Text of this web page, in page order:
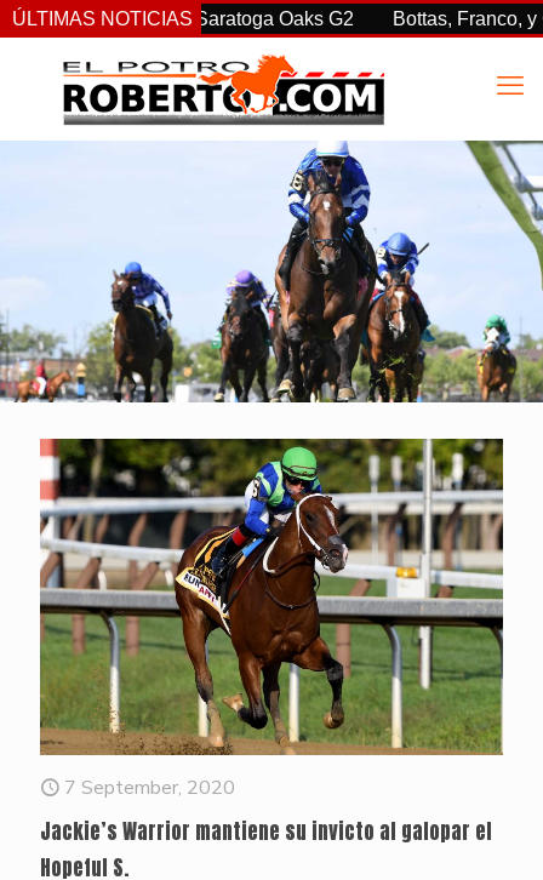
ÚLTIMAS NOTICIAS
en las Saratoga Oaks G2 Bottas, Franco, y Clement,
7 September, 2020
Jackie’s Warrior mantiene su invicto al galopar el
Hopeful S.